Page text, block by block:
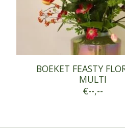
BOEKET FEASTY
MULTI
€--,--